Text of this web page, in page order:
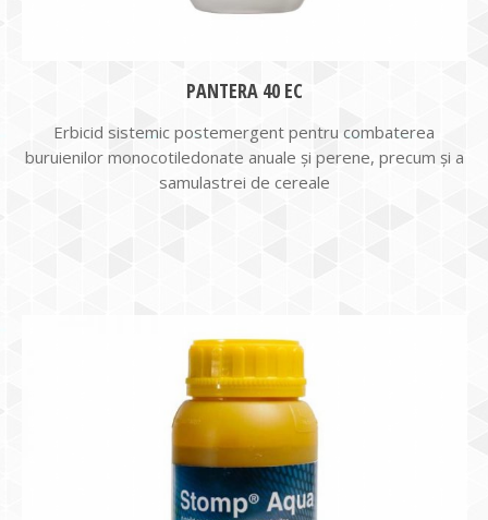
PANTERA 40 EC
Erbicid sistemic postemergent pentru combaterea
buruienilor monocotiledonate anuale și perene, precum și a
samulastrei de cereale